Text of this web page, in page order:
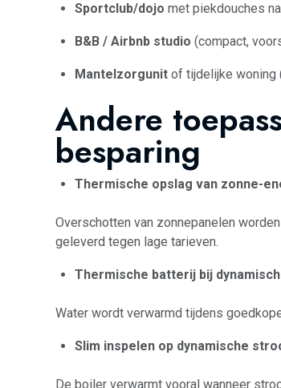
Sportclub/dojo met piekdouches
B&B / Airbnb studio (compact,
Mantelzorgunit of tijdelijke woning
Andere
besparing
Thermische opslag van zonne-
Overschotten van zonnepanelen
geleverd tegen lage tarieven.
Thermische batterij bij
Water wordt verwarmd tijdens
Slim inspelen op dynamische
De boiler verwarmt vooral wanneer